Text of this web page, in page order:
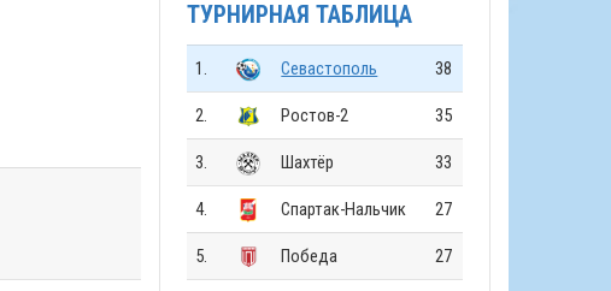
ТУРНИРНАЯ ТАБЛИЦА
1. Севастополь 38
2. Ростов-2 35
3. Шахтёр 33
4. Спартак-Нальчик 27
5. Победа 27